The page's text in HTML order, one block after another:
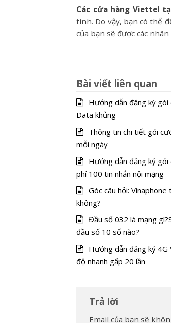
Các cửa hàng Viettel
tình. Do vậy, bạn có thể
của bạn sẽ được các
Bài viết liên quan
Hướng dẫn đăng ký
Data khủng
Thông tin chi tiết gói
mỗi ngày
Hướng dẫn đăng ký
phí 100 tin nhắn nội mạng
Góc câu hỏi:
không?
Đầu số 032 là mạng
đầu số 10 số nào?
Hướng dẫn đăng ký
độ nhanh gấp 20 lần
Trả lời
Email của bạn sẽ